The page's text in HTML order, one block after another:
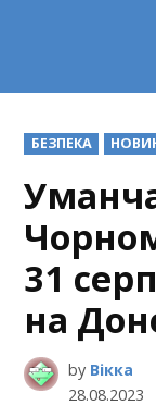
POSTED
IN
БЕЗПЕКА
31
на
by Вікка
28.08.2023